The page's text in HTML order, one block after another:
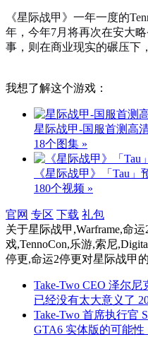
《星际战甲 》一年一度的
年，今年7月将再次在安大
事，则在商业现实的碾压下
我想了解这个游戏：
星际战甲-国服首测高
18个图集 »
《星际战甲》「Tau」
180个视频 »
官网 专区 下载 礼包
关于星际战甲,Warframe,命
戏,TennoCon,乐游,索尼
停更,命运2停更对星际战甲
Take-Two CEO 泽尔
已经没有太大意义了
Take-Two 首席执行官
GTA6 实体版的可能